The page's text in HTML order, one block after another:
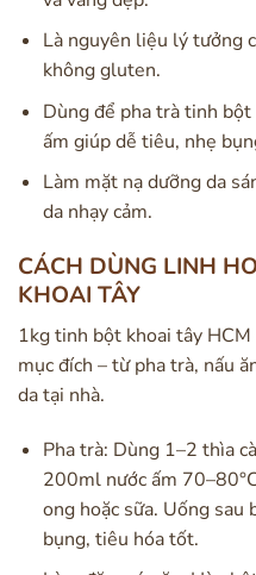
Là nguyên liệu lý tưởng
không gluten.
Dùng để pha trà tinh
ấm giúp dễ tiêu, nhẹ
Làm mặt nạ dưỡng da
da nhạy cảm.
CÁCH DÙNG LINH
KHOAI TÂY
1kg tinh bột khoai tây
mục đích – từ pha trà, nấu
da tại nhà.
Pha trà: Dùng 1–2 thìa
200ml nước ấm
ong hoặc sữa. Uống
bụng, tiêu hóa tốt.